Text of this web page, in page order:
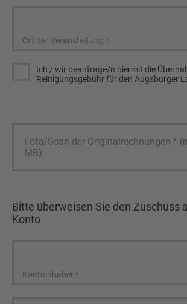
Ort der Veranstaltung *
Ich / wir beantrage/n hiermit die
Reinigungsgebühr für den Augsburger
Foto/Scan der Originalrechnungen *
MB)
Bitte überweisen Sie den Zuschuss
Konto
Kontoinhaber *